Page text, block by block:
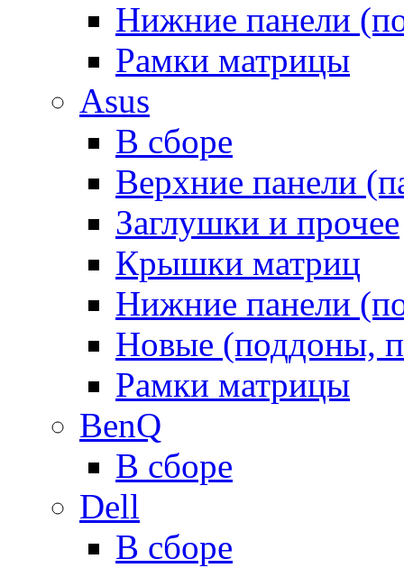
Нижние панели
Рамки матрицы
Asus
В сборе
Верхние панели
Заглушки и прочее
Крышки матриц
Нижние панели
Новые (поддоны,
Рамки матрицы
BenQ
В сборе
Dell
В сборе